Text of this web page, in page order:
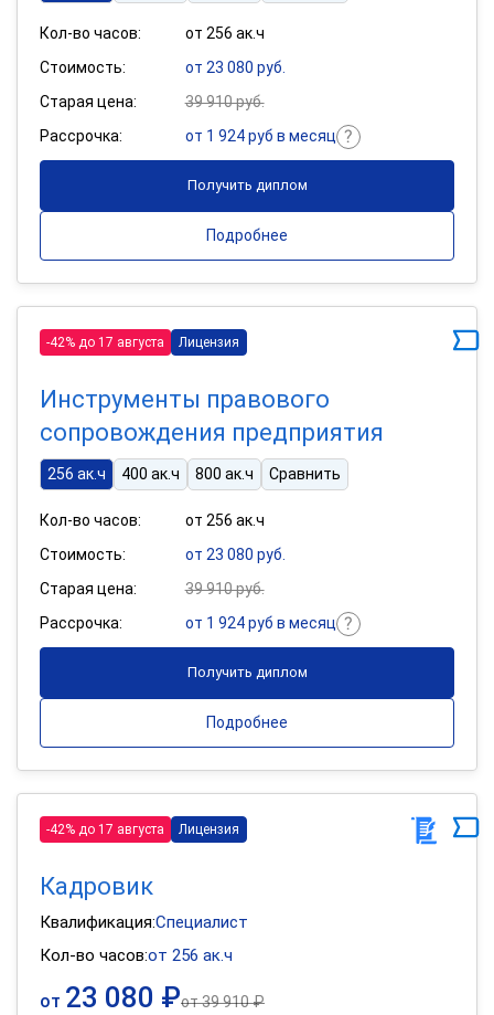
Кол-во часов:
от 256 ак.ч
Стоимость:
от 23 080 руб.
Старая цена:
39 910 руб.
Рассрочка:
от 1 924 руб в месяц
Получить диплом
Подробнее
-42% до 17 августа Лицензия
Инструменты правового
сопровождения предприятия
256 ак.ч 400 ак.ч 800 ак.ч Сравнить
Кол-во часов:
от 256 ак.ч
Стоимость:
от 23 080 руб.
Старая цена:
39 910 руб.
Рассрочка:
от 1 924 руб в месяц
Получить диплом
Подробнее
-42% до 17 августа Лицензия
Кадровик
Квалификация:Специалист
Кол-во часов:от 256 ак.ч
от 23 080 ₽от39 910 ₽